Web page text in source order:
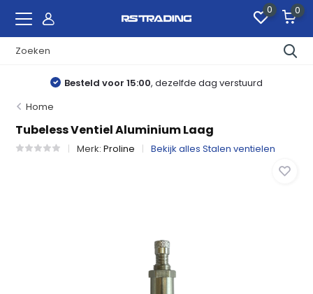
0 0
verstuurd Gratis verzending
Home
Tubeless Ventiel Aluminium Laag
Merk:Proline Bekijk alles Stalen ventielen